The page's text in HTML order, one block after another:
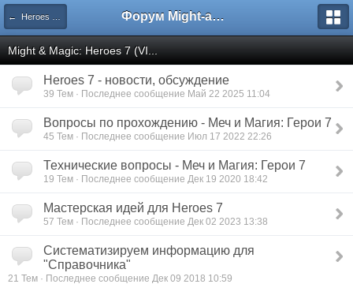
← Heroes of Might and Magic 0-VII | Герои Меча и Магии 0-7 Форум Might-and-Magic.ru
Might & Magic: Heroes 7 (VI...
Heroes 7 - новости, обсуждение
39 Тем · Последнее сообщение Май 22 2025 11:04
Вопросы по прохождению - Меч и Магия: Герои 7
45 Тем · Последнее сообщение Июл 17 2022 22:26
Технические вопросы - Меч и Магия: Герои 7
19 Тем · Последнее сообщение Дек 19 2020 18:42
Мастерская идей для Heroes 7
57 Тем · Последнее сообщение Дек 02 2023 13:38
Систематизируем информацию для
"Справочника"
21 Тем · Последнее сообщение Дек 09 2018 10:59